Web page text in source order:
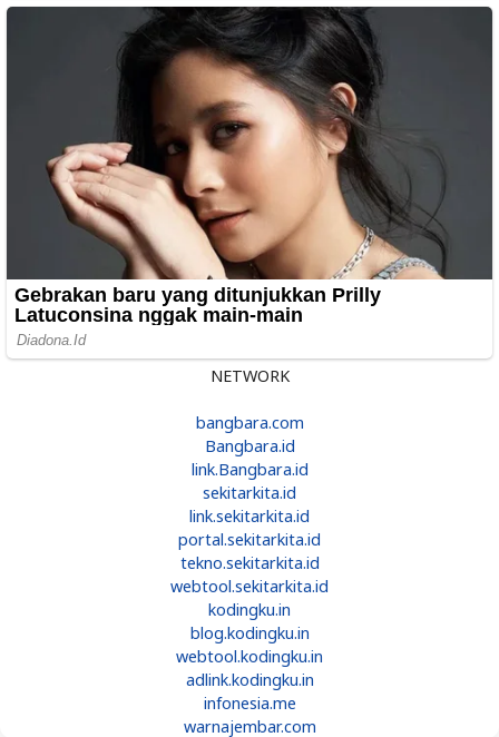
NETWORK
bangbara.com
Bangbara.id
link.Bangbara.id
sekitarkita.id
link.sekitarkita.id
portal.sekitarkita.id
tekno.sekitarkita.id
webtool.sekitarkita.id
kodingku.in
blog.kodingku.in
webtool.kodingku.in
adlink.kodingku.in
infonesia.me
warnajembar.com